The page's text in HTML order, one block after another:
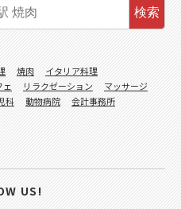
検索
焼肉
イタリア料理
リラクゼーション
マッサージ
科 動物病院
会計事務所
US!